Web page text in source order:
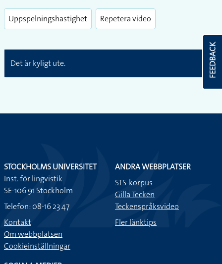
Uppspelningshastighet Repetera video
Det är kyligt ute. FEEDBACK
STOCKHOLMS UNIVERSITET
Inst. för lingvistik
SE-106 91 Stockholm
Telefon: 08-16 23 47
Kontakt
Om webbplatsen
Cookieinställningar
ANDRA WEBBPLATSER
STS-korpus
Gilla Tecken
Teckenspråksvideo
Fler länktips